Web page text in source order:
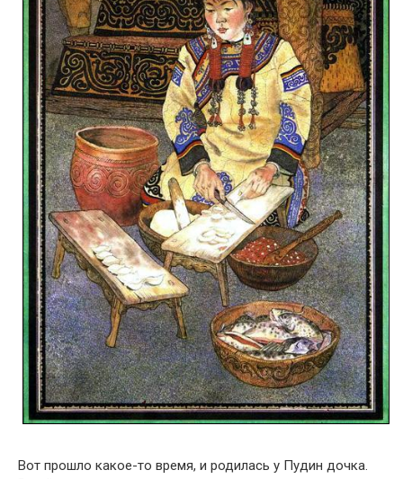
Вот прошло какое-то время, и родилась у Пудин дочка.